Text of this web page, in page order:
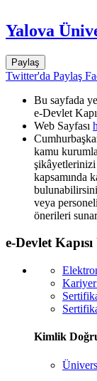
Yalova
Paylaş
Twitter'da Paylaş
Bu sayfada
e-Devlet
Web Sayfası
kamu
kapsamında
veya
önerileri
e-Devlet
Kariyer
Kimlik